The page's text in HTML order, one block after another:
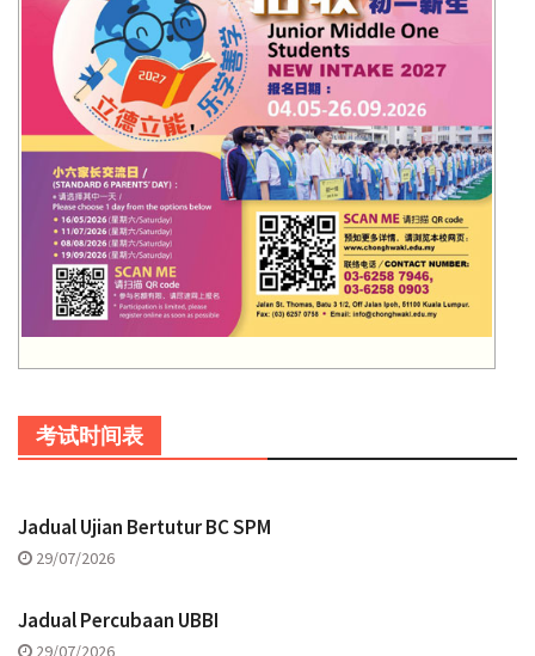
考试时间表
Jadual Ujian Bertutur BC SPM
29/07/2026
Jadual Percubaan UBBI
29/07/2026